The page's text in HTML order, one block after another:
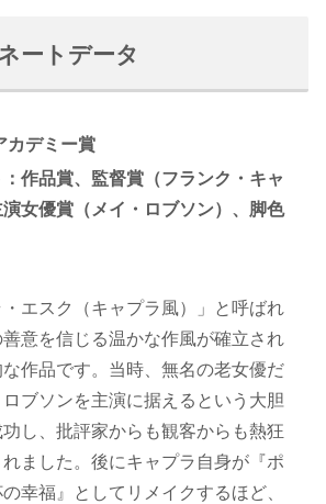
ートデータ
カデミー賞
：作品賞、監督賞（フランク・キャ
女優賞（メイ・ロブソン）、脚色
・エスク（キャプラ風）」と呼ばれ
善意を信じる温かな作風が確立され
作品です。当時、無名の老女優だ
ロブソンを主演に据えるという大胆
し、批評家からも観客からも熱狂
ました。後にキャプラ自身が『ポ
幸福』としてリメイクするほど、